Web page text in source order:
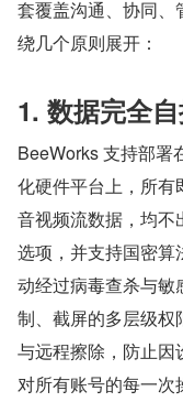
套覆盖沟通、协同、
绕几个原则展开：
1. 数据完全
BeeWorks 支持部署
化硬件平台上，所有
音视频流数据，均
选项，并支持国密算
动经过病毒查杀与敏
制、截屏的多层级权
与远程擦除，防止
对所有账号的每一次